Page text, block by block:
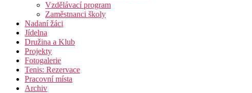
Vzdělávací program
Zaměstnanci školy
Nadaní žáci
Jídelna
Družina a Klub
Projekty
Fotogalerie
Tenis: Rezervace
Pracovní místa
Archiv